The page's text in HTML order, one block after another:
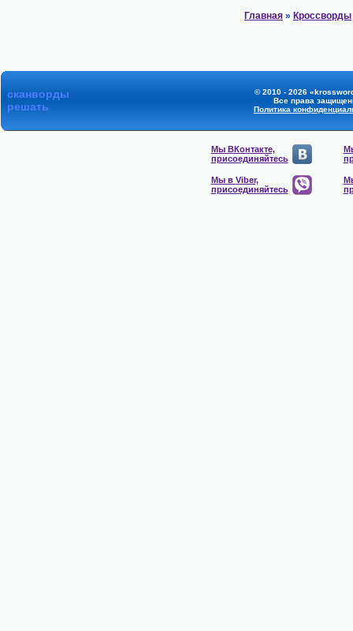
Главная » Кроссворды
сканворды
решать
© 2010 - 2026
Все права
Политика
Мы ВКонтакте,
присоединяйтесь
Мы в Viber,
присоединяйтесь